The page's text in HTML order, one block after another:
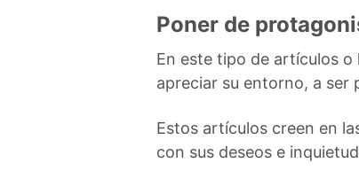
Poner de
En este tipo de artículos o
apreciar su entorno, a ser
Estos artículos creen en
con sus deseos e